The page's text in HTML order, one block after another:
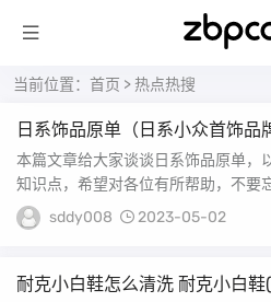
当前位置： 首页 >热点热搜
日系饰品原单（日系小众首饰品
本篇文章给大家谈谈日系饰品原单，
知识点，希望对各位有所帮助，不要
看的项链? 蝴蝶结...
sddy008 2023-05-02
耐克小白鞋怎么清洗 耐克小白鞋